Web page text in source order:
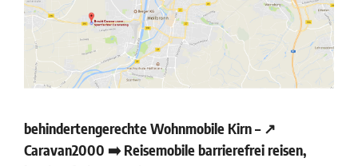
behindertengerechte Wohnmobile Kirn – ↗️
Caravan2000 ➡️ Reisemobile barrierefrei reisen,